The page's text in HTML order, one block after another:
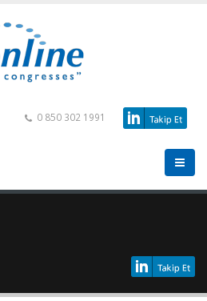
0 850 302 1991